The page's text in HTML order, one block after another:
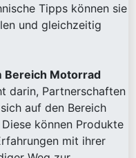
Tipps können sie
und gleichzeitig
Bereich Motorrad
darin, Partnerschaften
auf den Bereich
können Produkte
mit ihrer